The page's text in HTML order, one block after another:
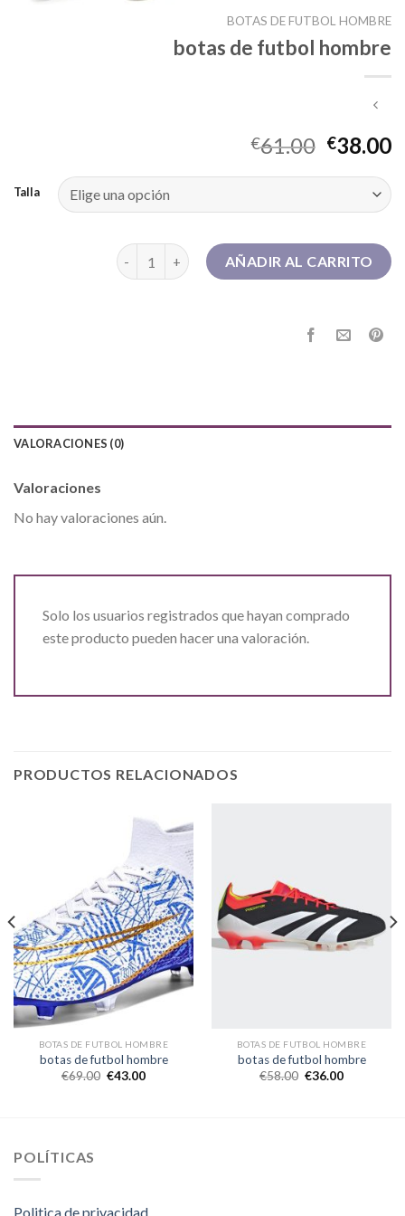
BOTAS DE FUTBOL HOMBRE
botas de futbol hombre
€61.00 €38.00
Talla
botas de futbol hombre cantidad
AÑADIR AL CARRITO
VALORACIONES (0)
Valoraciones
No hay valoraciones aún.
Solo los usuarios registrados que hayan comprado
este producto pueden hacer una valoración.
PRODUCTOS RELACIONADOS
BOTAS DE FUTBOL HOMBRE
botas de futbol hombre
€69.00 €43.00
BOTAS DE FUTBOL HOMBRE
botas de futbol hombre
€58.00 €36.00
POLÍTICAS
Politica de privacidad